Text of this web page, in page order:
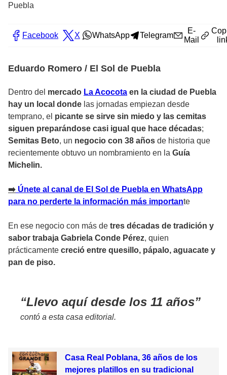
Puebla
Facebook X WhatsApp Telegram
E-
Mail
Eduardo Romero / El Sol de Puebla
Dentro del mercado La Acocota en la ciudad de Puebla
hay un local donde las jornadas empiezan desde
temprano, el picante se sirve sin miedo y las cemitas
siguen preparándose casi igual que hace décadas;
Semitas Beto, un negocio con 38 años de historia que
recientemente obtuvo un nombramiento en la Guía
Michelin.
➡️ Únete al canal de El Sol de Puebla en WhatsApp
para no perderte la información más importante
En ese negocio con más de tres décadas de tradición y
sabor trabaja Gabriela Conde Pérez, quien
prácticamente creció entre quesillo, pápalo, aguacate y
pan de piso.
Llevo aquí desde los 11 años
contó a esta casa editorial.
Casa Real Poblana, 36 años de los
mejores platillos en su tradicional